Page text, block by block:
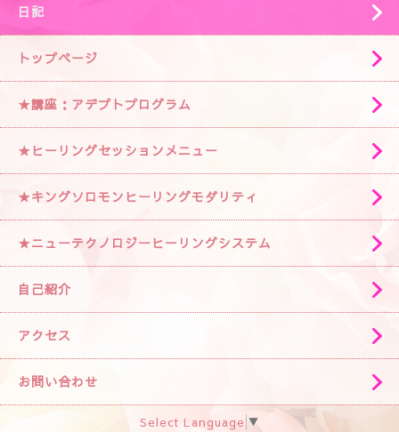
日記
トップページ
★講座：アデプトプログラム
★ヒーリングセッションメニュー
★キングソロモンヒーリングモダリティ
★ニューテクノロジーヒーリングシステム
自己紹介
アクセス
お問い合わせ
Select Language ▼